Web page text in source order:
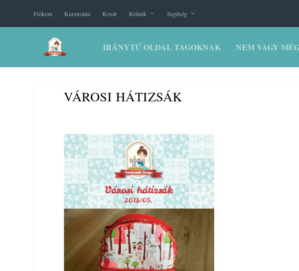
Fiókom Kurzusaim Kosár Rólunk Segítség
IRÁNYTŰ OLDAL TAGOKNAK NEM VAGY
VÁROSI HÁTIZSÁK